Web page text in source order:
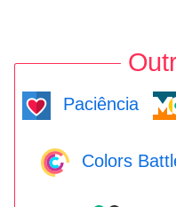
Paciência
Colors